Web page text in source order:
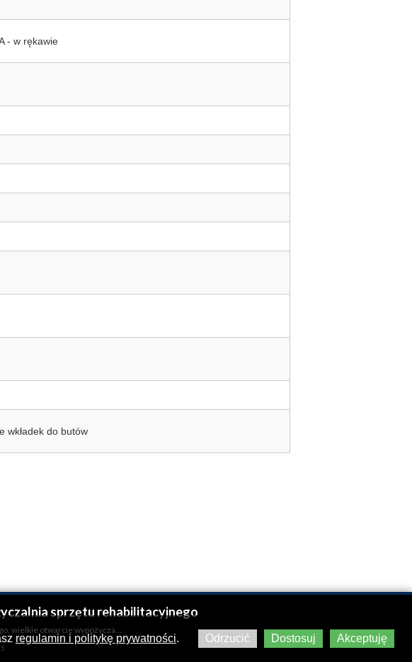
- w rękawie
wkładek do butów
sprzętu rehabilitacyjnego
wielkie otwarcie wypożycza…
regulamin i politykę prywatności. Odrzucić Dostosuj Akceptuję